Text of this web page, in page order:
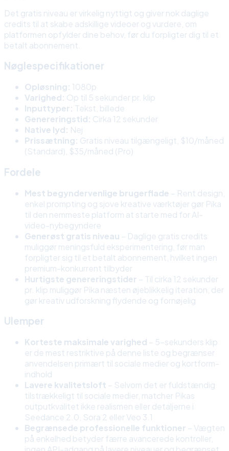
Det gratis niveau er virkelig nyttigt og giver nok daglige
credits til at skabe adskillige videoer og vurdere, om
platformen opfylder dine behov, før du forpligter dig til et
betalt abonnement.
Nøglespecifikationer
Opløsning: 1080p
Varighed: Op til 5 sekunder pr. klip
Inputtyper: Tekst, billede
Genereringstid: Cirka 12 sekunder
Native lyd: Nej
Prissætning: Gratis niveau tilgængeligt, $10/måned
(Standard), $35/måned (Pro)
Fordele
Mest begyndervenlige brugerflade – Rent design,
enkel prompting og sjove kreative værktøjer gør Pika
til den nemmeste platform at starte med for AI-
video-nybegyndere
Generøst gratis niveau – Daglige gratis credits
muliggør meningsfuld eksperimentering, før man
forpligter sig til et betalt abonnement, hvilket ingen
premium-konkurrent tilbyder
Hurtigste genereringstider – Til cirka 12 sekunder
pr. klip muliggør Pika næsten øjeblikkelig iteration, der
gør kreativ udforskning flydende og fornøjelig
Ulemper
Korteste maksimale varighed – 5-sekunders klip
er de mest restriktive på denne liste og begrænser
anvendelsen primært til sociale medier og kortform-
indhold
Lavere kvalitetsloft – Selvom det er fuldstændig
tilstrækkeligt til sociale medier, matcher Pikas
outputkvalitet ikke realismen eller detaljerne i
Seedance 2.0, Sora 2 eller Veo 3.1
Begrænsede professionelle funktioner – Vægten
på enkelhed betyder færre avancerede kontroller,